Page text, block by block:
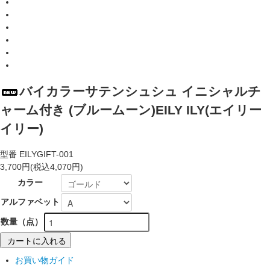
バイカラーサテンシュシュ イニシャルチ
ャーム付き (ブルームーン)EILY ILY(エイリー
イリー)
型番 EILYGIFT-001
3,700円(税込4,070円)
カラー
アルファベット
数量（点）
カートに入れる
お買い物ガイド